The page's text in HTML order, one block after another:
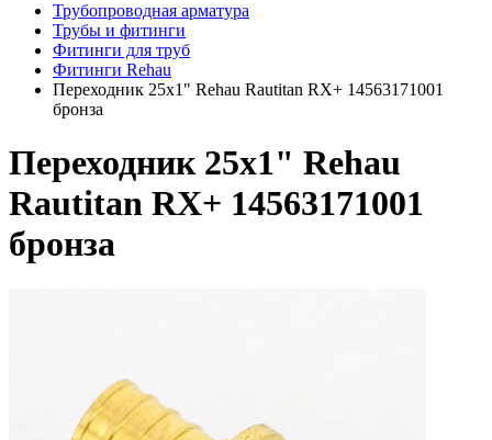
Трубопроводная арматура
Трубы и фитинги
Фитинги для труб
Фитинги Rehau
Переходник 25x1" Rehau Rautitan RX+ 14563171001
бронза
Переходник 25x1" Rehau
Rautitan RX+ 14563171001
бронза